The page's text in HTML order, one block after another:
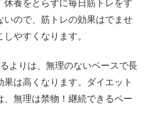
養をとらずに毎日筋トレをす
いので、筋トレの効果はでませ
やすくなります。
よりは、無理のないペースで長
は高くなります。ダイエット
無理は禁物！継続できるペー